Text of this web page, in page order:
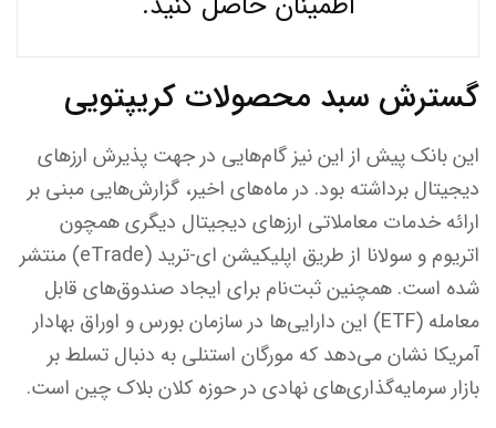
گسترش سبد محصولات کریپتویی
این بانک پیش از این نیز گام‌هایی در جهت پذیرش ارزهای
دیجیتال برداشته بود. در ماه‌های اخیر، گزارش‌هایی مبنی بر
ارائه خدمات معاملاتی ارزهای دیجیتال دیگری همچون
اتریوم و سولانا از طریق اپلیکیشن ای-ترید (eTrade) منتشر
شده است. همچنین ثبت‌نام برای ایجاد صندوق‌های قابل
معامله (ETF) این دارایی‌ها در سازمان بورس و اوراق بهادار
آمریکا نشان می‌دهد که مورگان استنلی به دنبال تسلط بر
بازار سرمایه‌گذاری‌های نهادی در حوزه کلان بلاک چین است.